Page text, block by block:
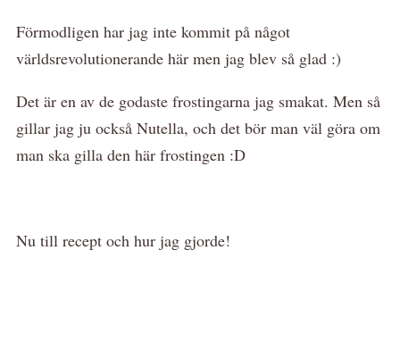
Förmodligen har jag inte kommit på något
världsrevolutionerande här men jag blev så glad :)
Det är en av de godaste frostingarna jag smakat. Men så
gillar jag ju också Nutella, och det bör man väl göra om
man ska gilla den här frostingen :D
Nu till recept och hur jag gjorde!